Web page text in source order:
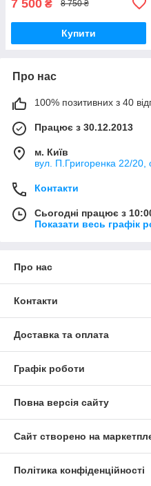
7 500 ₴ 8 750 ₴
Купити
Про нас
100% позитивних з 40
Працює з 30.12.2013
м. Київ
вул. П.Григоренка 22/20,
Контакти
Сьогодні працює з
Показати весь графік
Про нас
Контакти
Доставка та оплата
Графік роботи
Повна версія сайту
Сайт створено на
Політика конфіденційності